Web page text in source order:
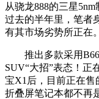
从骁龙888的三星
过去的半年里，笔者
有其市场劣势所正在
推出多款采用B660
SUV“大招”表态！正
宝X1后，目前正在售
折叠屏笔记本都不再